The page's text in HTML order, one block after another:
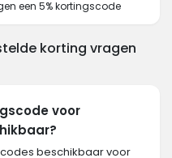
een 5% kortingscode
korting vragen
voor
beschikbaar voor